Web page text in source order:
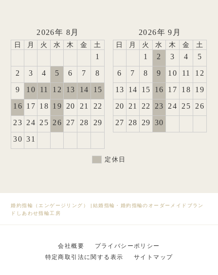
婚約指輪（エンゲージリング） | 結婚指輪・婚約指輪のオーダーメイドブラン
ドしあわせ指輪工房
2026年 8月
日 月 火 水 木 金 土
1
2
3 4 5 6 7
8
9
10 11 12 13 14
15
16 17 18 19 20 21
22
23 24 25 26 27 28
29
30 31
2026年 9月
日 月 火 水 木 金 土
1 2 3 4
5
6
7 8 9 10 11
12
13
14 15 16 17 18
19
20
21 22 23 24 25
26
27
28 29 30
定休日
会社概要
プライバシーポリシー
特定商取引法に関する表示
サイトマップ